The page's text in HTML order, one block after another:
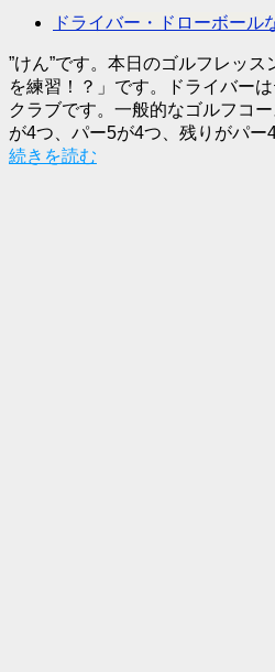
ドライバー・ドローボール
”けん”です。本日のゴルフレッ
を練習！？」です。ドライバー
クラブです。一般的なゴルフコ
が4つ、パー5が4つ、残りがパ
続きを読む